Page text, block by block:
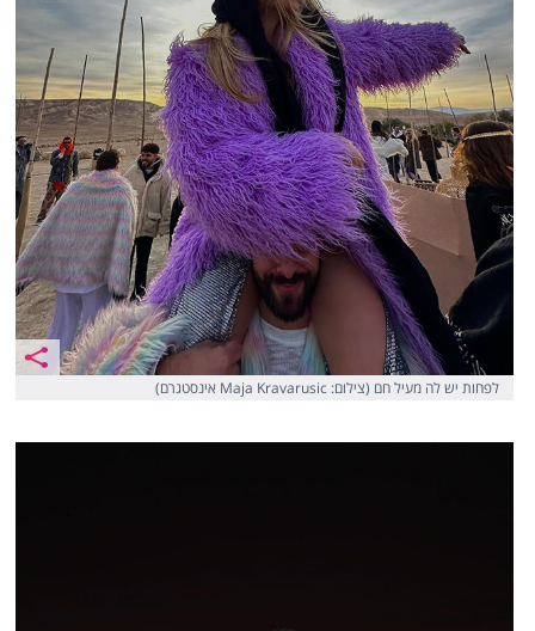
לפחות יש לה מעיל חם (צילום: Maja Kravarusic אינסטגרם)